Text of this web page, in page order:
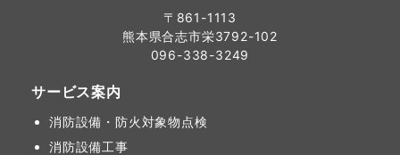
〒861-1113
熊本県合志市栄3792-102
096-338-3249
サービス案内
消防設備・防火対象物点検
消防設備工事